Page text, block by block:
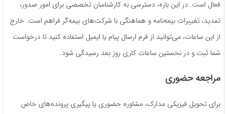
فعال است. در این بازه، دسترسی به کارشناسان تخصصی برای امور صدور،
تمدید، تغییرات بیمه‌نامه و هماهنگی با شرکت‌های بیمه‌گر فراهم است. خارج
از این ساعات، می‌توانید از فرم ارسال پیام یا ایمیل استفاده کنید تا درخواست
شما ثبت و در نخستین ساعات کاری روز بعد رسیدگی شود.
مراجعه حضوری
برای تحویل فیزیکی مدارک، مشاوره حضوری یا پیگیری پرونده‌های خاص